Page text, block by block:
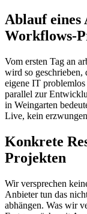
Ablauf
Workflows-
Vom ersten Tag an
wird so geschrieben,
eigene IT
parallel zur
in Weingarten
Live, kein
Konkrete
Projekten
Wir versprechen
Anbieter tun das
abhängen. Was wir